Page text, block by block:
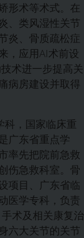
形术等术式。在
、类风湿性关节
炎、骨质疏松症
，应用AI术前设
术进一步提高关
病房建设并取得
，国家临床重
广东省重点学
率先把院前急救
伤急救科室。骨
项目、广东省临
医学专科，负责
术及相关康复治
六大关节的关节